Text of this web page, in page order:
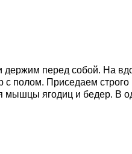
перед собой. На
полом. Приседаем
мышцы ягодиц и бедер. В